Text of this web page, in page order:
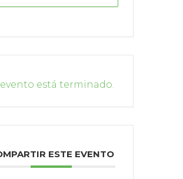
evento está terminado.
ESTE EVENTO